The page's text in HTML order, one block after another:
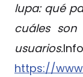
lupa: qué
cuáles
usuarios.
https://